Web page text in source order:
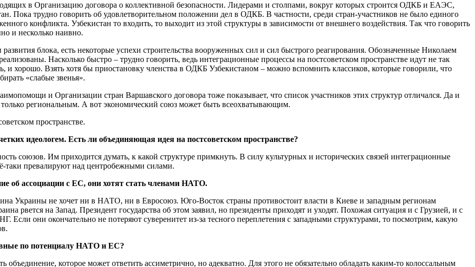
в Организацию договора о коллективной безопасности. Лидерами и столпами, вокруг которых строится ОДКБ и ЕАЭС,
Пока трудно говорить об удовлетворительном положении дел в ОДКБ. В частности, среди стран-участников не было единого
конфликта. Узбекистан то входить, то выходит из этой структуры в зависимости от внешнего воздействия. Так что говорить
и несколько наивно.
блока, есть некоторые успехи строительства вооруженных сил и сил быстрого реагирования. Обозначенные Николаем
Насколько быстро – трудно говорить, ведь интеграционные процессы на постсоветском пространстве идут не так
и хорошо. Взять хотя бы приостановку членства в ОДКБ Узбекистаном – можно вспомнить классиков, которые говорили, что
«слабые звенья».
и Организации стран Варшавского договора тоже показывает, что список участников этих структур отличался. Да и
региональным. А вот экономический союз может быть всеохватывающим.
пространстве.
идеологем. Есть ли объединяющая идея на постсоветском пространстве?
союзов. Им приходится думать, к какой структуре примкнуть. В силу культурных и исторических связей интеграционные
таки превалируют над центробежными силами.
об ассоциации с ЕС, они хотят стать членами НАТО.
Украины не хочет ни в НАТО, ни в Евросоюз. Юго-Восток страны противостоит власти в Киеве и западным регионам
рвется на Запад. Президент государства об этом заявил, но президенты приходят и уходят. Похожая ситуация и с Грузией, и с
Если они окончательно не потеряют суверенитет из-за тесного переплетения с западными структурами, то посмотрим, какую
по потенциалу НАТО и ЕС?
которое может ответить ассиметрично, но адекватно. Для этого не обязательно обладать каким-то колоссальным